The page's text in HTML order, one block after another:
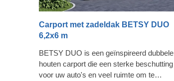
Carport met zadeldak BETSY DUO
6,2x6 m
BETSY DUO is een geïnspireerd dubbele
houten carport die een sterke beschutting
voor uw auto's en veel ruimte om te